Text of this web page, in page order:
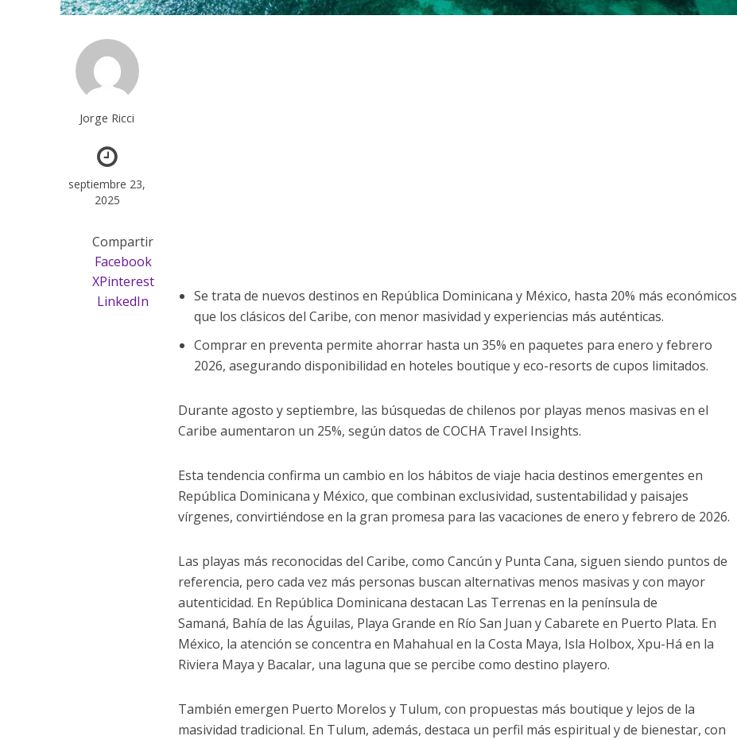
Jorge Ricci
septiembre 23,
2025
Compartir
Facebook
XPinterest
LinkedIn
Se trata de nuevos destinos en República Dominicana y México, hasta 20% más económicos
que los clásicos del Caribe, con menor masividad y experiencias más auténticas.
Comprar en preventa permite ahorrar hasta un 35% en paquetes para enero y febrero
2026, asegurando disponibilidad en hoteles boutique y eco-resorts de cupos limitados.
Durante agosto y septiembre, las búsquedas de chilenos por playas menos masivas en el
Caribe aumentaron un 25%, según datos de COCHA Travel Insights.
Esta tendencia confirma un cambio en los hábitos de viaje hacia destinos emergentes en
República Dominicana y México, que combinan exclusividad, sustentabilidad y paisajes
vírgenes, convirtiéndose en la gran promesa para las vacaciones de enero y febrero de 2026.
Las playas más reconocidas del Caribe, como Cancún y Punta Cana, siguen siendo puntos de
referencia, pero cada vez más personas buscan alternativas menos masivas y con mayor
autenticidad. En República Dominicana destacan Las Terrenas en la península de
Samaná, Bahía de las Águilas, Playa Grande en Río San Juan y Cabarete en Puerto Plata. En
México, la atención se concentra en Mahahual en la Costa Maya, Isla Holbox, Xpu-Há en la
Riviera Maya y Bacalar, una laguna que se percibe como destino playero.
También emergen Puerto Morelos y Tulum, con propuestas más boutique y lejos de la
masividad tradicional. En Tulum, además, destaca un perfil más espiritual y de bienestar, con